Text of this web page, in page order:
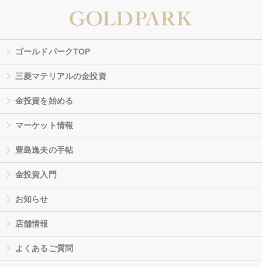
ゴールドパークTOP
三菱マテリアルの金投資
金投資を始める
マーケット情報
豊島逸夫の手帖
金投資入門
お知らせ
店舗情報
よくあるご質問